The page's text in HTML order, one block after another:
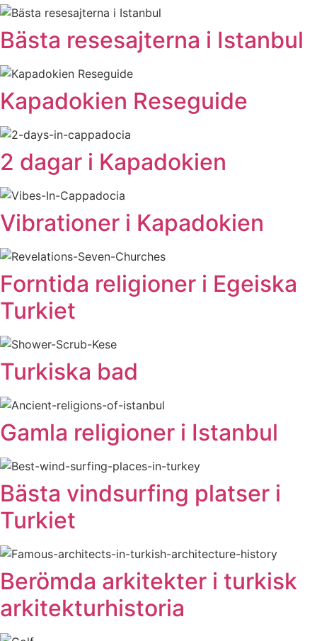
Bästa resesajterna i Istanbul
Kapadokien Reseguide
2 dagar i Kapadokien
Vibrationer i Kapadokien
Forntida religioner i Egeiska
Turkiet
Turkiska bad
Gamla religioner i Istanbul
Bästa vindsurfing platser i
Turkiet
Berömda arkitekter i turkisk
arkitekturhistoria